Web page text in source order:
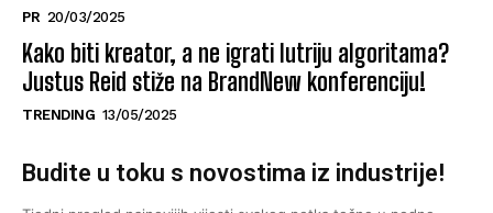
PR 20/03/2025
Kako biti kreator, a ne igrati lutriju algoritama?
Justus Reid stiže na BrandNew konferenciju!
TRENDING 13/05/2025
Budite u toku s novostima iz industrije!